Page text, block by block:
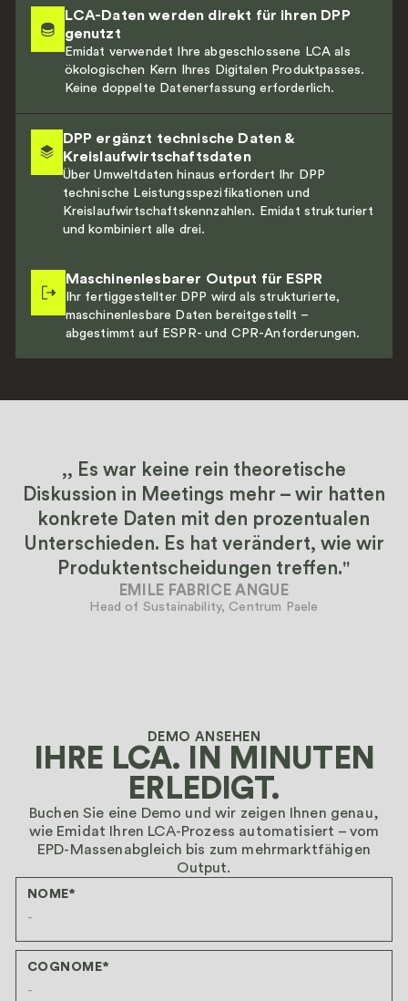
LCA-Daten werden direkt für ihren DPP
genutzt
Emidat verwendet Ihre abgeschlossene LCA als
ökologischen Kern Ihres Digitalen Produktpasses.
Keine doppelte Datenerfassung erforderlich.
DPP ergänzt technische Daten &
Kreislaufwirtschaftsdaten
Über Umweltdaten hinaus erfordert Ihr DPP
technische Leistungsspezifikationen und
Kreislaufwirtschaftskennzahlen. Emidat strukturiert
und kombiniert alle drei.
Maschinenlesbarer Output für ESPR
Ihr fertiggestellter DPP wird als strukturierte,
maschinenlesbare Daten bereitgestellt –
abgestimmt auf ESPR- und CPR-Anforderungen.
,, Es war keine rein theoretische
Diskussion in Meetings mehr – wir hatten
konkrete Daten mit den prozentualen
Unterschieden. Es hat verändert, wie wir
Produktentscheidungen treffen.''
EMILE FABRICE ANGUE
Head of Sustainability, Centrum Paele
DEMO ANSEHEN
IHRE LCA. IN MINUTEN
ERLEDIGT.
Buchen Sie eine Demo und wir zeigen Ihnen genau,
wie Emidat Ihren LCA-Prozess automatisiert – vom
EPD-Massenabgleich bis zum mehrmarktfähigen
Output.
NOME*
COGNOME*